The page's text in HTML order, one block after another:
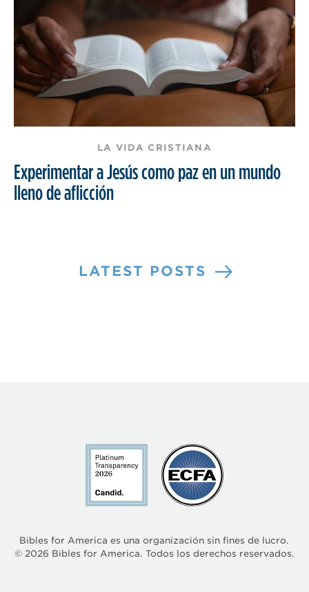
LA VIDA CRISTIANA
Experimentar a Jesús como paz en un mundo
lleno de aflicción
LATEST POSTS
Bibles for America es una organización sin fines de lucro.
© 2026 Bibles for America. Todos los derechos reservados.